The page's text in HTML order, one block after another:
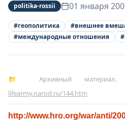
politika-rossii 01 января
#геополитика #внешнее
#международные отношения #
📁 Архивный материал.
lifearmy.narod.ru/144.htm
http://www.hro.org/war/anti/